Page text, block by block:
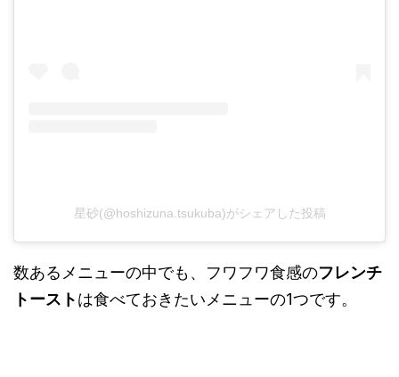
星砂(@hoshizuna.tsukuba)がシェアした投稿
数あるメニューの中でも、フワフワ食感のフレンチ
トーストは食べておきたいメニューの1つです。